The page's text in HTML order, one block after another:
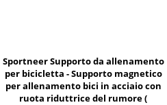
Sportneer Supporto da allenamento
per bicicletta - Supporto magnetico
per allenamento bici in acciaio con
ruota riduttrice del rumore (